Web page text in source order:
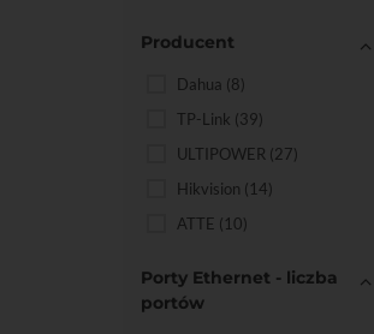
Producent
Dahua (8)
TP-Link (39)
ULTIPOWER (27)
Hikvision (14)
ATTE (10)
Porty Ethernet - liczba
portów